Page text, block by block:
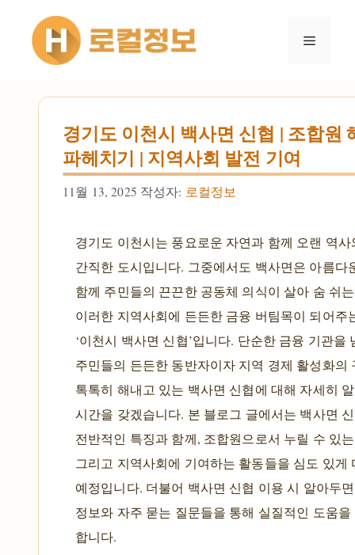
건너뛰기
메뉴
경기도 이천시 백사면 신협 | 조합원
파헤치기 | 지역사회 발전 기여
11월 13, 2025 작성자: 로컬정보
경기도 이천시는 풍요로운 자연과 함께 오랜 역
간직한 도시입니다. 그중에서도 백사면은 아름다
함께 주민들의 끈끈한 공동체 의식이 살아 숨 쉬
이러한 지역사회에 든든한 금융 버팀목이 되어주
‘이천시 백사면 신협’입니다. 단순한 금융 기관을
주민들의 든든한 동반자이자 지역 경제 활성화의
톡톡히 해내고 있는 백사면 신협에 대해 자세히
시간을 갖겠습니다. 본 블로그 글에서는 백사면
전반적인 특징과 함께, 조합원으로서 누릴 수 있
그리고 지역사회에 기여하는 활동들을 심도 있게
예정입니다. 더불어 백사면 신협 이용 시 알아두
정보와 자주 묻는 질문들을 통해 실질적인 도움
합니다.